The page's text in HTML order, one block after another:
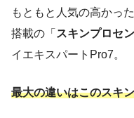
もともと人気の高かっ
搭載の「 スキンプロセ
イエキスパートPro7。
最大の違いはこのスキ